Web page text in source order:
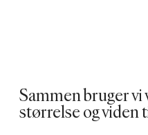
Sammen bruger vi
størrelse og viden